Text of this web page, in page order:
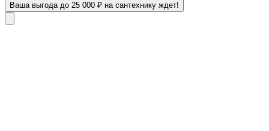
Ваша выгода до 25 000 ₽ на сантехнику ждет!